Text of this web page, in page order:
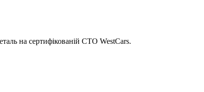
на сертифікованій СТО WestCars.